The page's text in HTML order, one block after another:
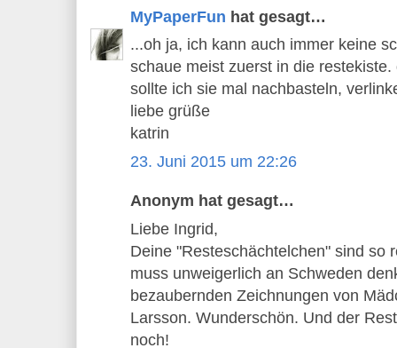
MyPaperFun hat gesagt…
...oh ja, ich kann auch immer keine
schaue meist zuerst in die
sollte ich sie mal nachbasteln,
liebe grüße
katrin
23. Juni 2015 um 22:26
Anonym hat gesagt…
Liebe Ingrid,
Deine "Resteschächtelchen" sind so
muss unweigerlich an Schweden
bezaubernden Zeichnungen von
Larsson. Wunderschön. Und der
noch!